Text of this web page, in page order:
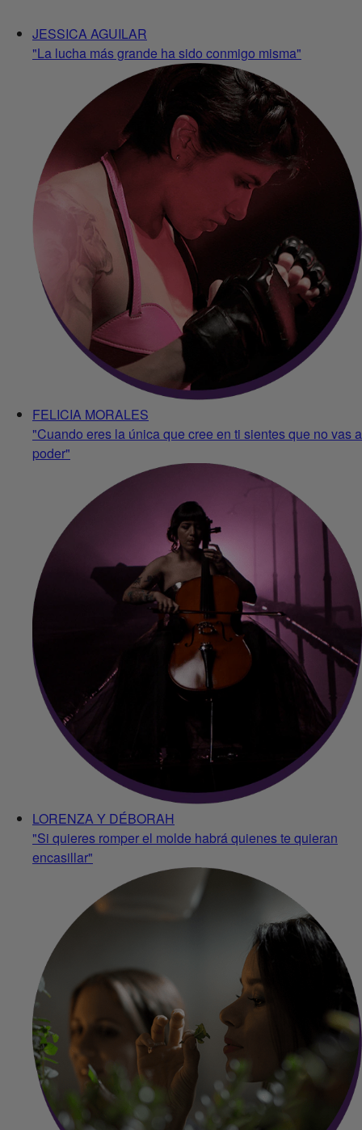
JESSICA AGUILAR
"La lucha más grande ha sido conmigo misma"
FELICIA MORALES
"Cuando eres la única que cree en ti sientes que no vas a
poder"
LORENZA Y DÉBORAH
"Si quieres romper el molde habrá quienes te quieran
encasillar"